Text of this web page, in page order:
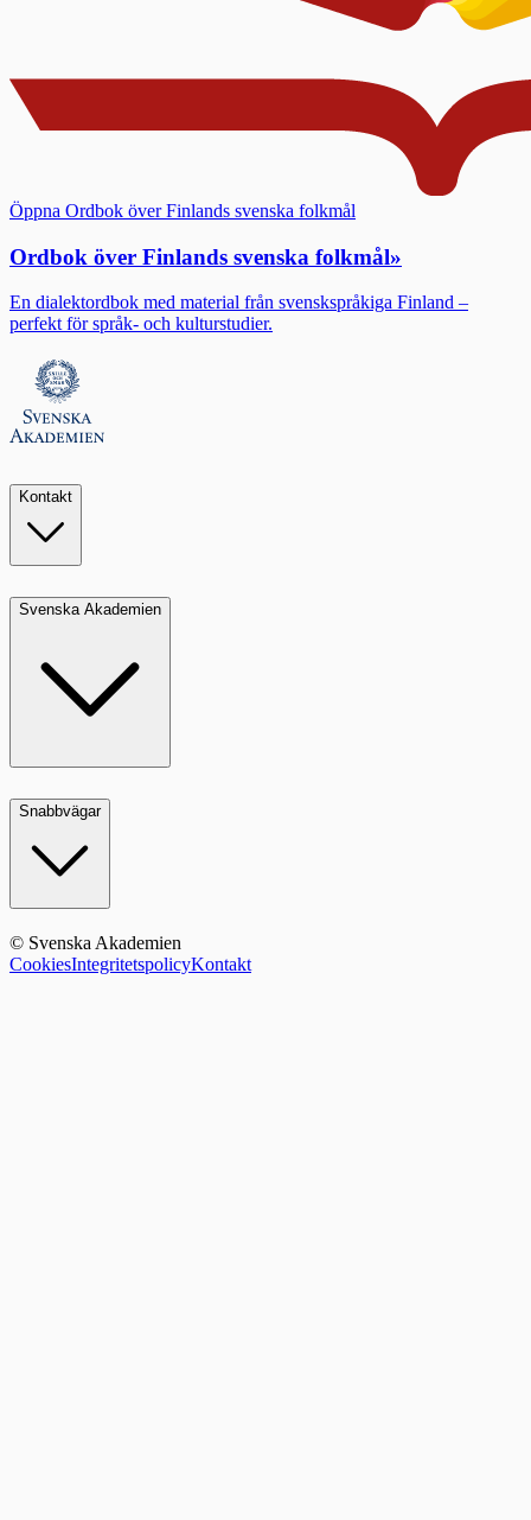
Öppna Ordbok över Finlands svenska folkmål
Ordbok över Finlands svenska folkmål»
En dialektordbok med material från svenskspråkiga Finland –
perfekt för språk- och kulturstudier.
Kontakt
Svenska Akademien
Snabbvägar
© Svenska Akademien
CookiesIntegritetspolicyKontakt